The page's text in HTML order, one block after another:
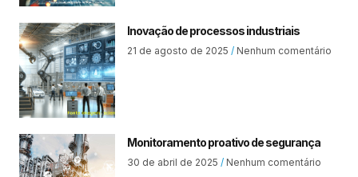
Inovação de processos industriais
21 de agosto de 2025 Nenhum comentário
Monitoramento proativo de segurança
30 de abril de 2025 Nenhum comentário